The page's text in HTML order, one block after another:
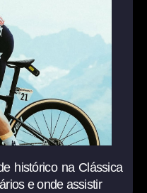
histórico na Clássica
e onde assistir